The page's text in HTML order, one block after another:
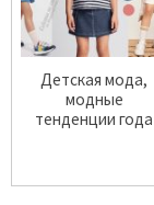
Детская мода,
модные
тенденции года